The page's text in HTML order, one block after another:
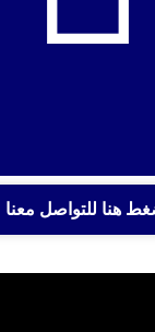
هنا للتواصل معنا